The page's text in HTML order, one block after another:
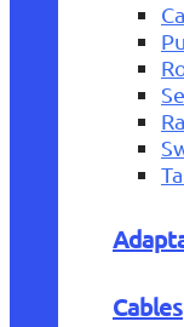
Cables